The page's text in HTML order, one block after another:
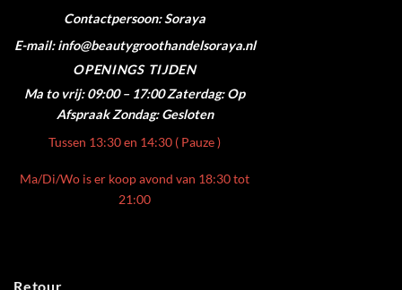
Contactpersoon: Soraya
E-mail: info@beautygroothandelsoraya.nl
OPENINGS TIJDEN
Ma to vrij: 09:00 – 17:00 Zaterdag: Op
Afspraak Zondag: Gesloten
Tussen 13:30 en 14:30 ( Pauze )
Ma/Di/Wo is er koop avond van 18:30 tot
21:00
Retour